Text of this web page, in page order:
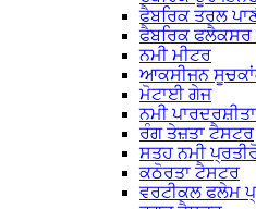
ਫੈਬਰਿਕ ਤਰਲ
ਫੈਬਰਿਕ ਫਲੈਕਸਰ
ਨਮੀ ਮੀਟਰ
ਆਕਸੀਜਨ
ਮੋਟਾਈ ਗੇਜ
ਨਮੀ
ਰੰਗ ਤੇਜ਼ਤਾ ਟੈਸਟਰ
ਸਤਹ ਨਮੀ
ਕਠੋਰਤਾ ਟੈਸਟਰ
ਵਰਟੀਕਲ ਫਲੇਮ